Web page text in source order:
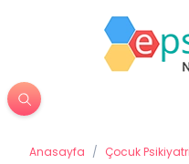
Anasayfa / Çocuk